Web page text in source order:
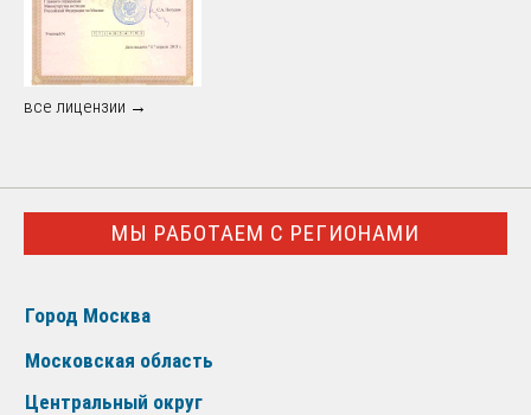
все лицензии →
МЫ РАБОТАЕМ С РЕГИОНАМИ
Город Москва
Московская область
Центральный округ